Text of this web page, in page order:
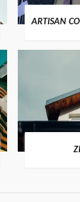
ARTISAN